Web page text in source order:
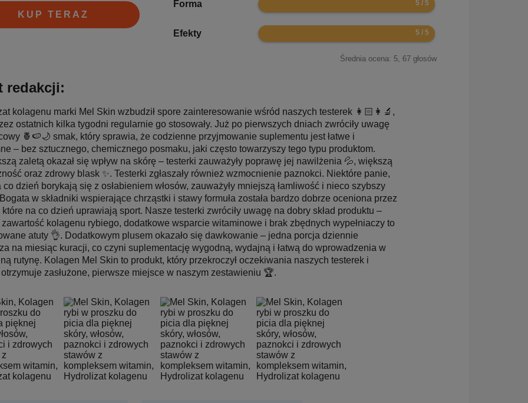
KUP TERAZ
Forma
Efekty 10
Średnia ocena: 5, 67 głosów
redakcji:
kolagenu marki Mel Skin wzbudził spore zainteresowanie wśród naszych testerek 👩🏻‍👩‍🔬,
ostatnich kilka tygodni regularnie go stosowały. Już po pierwszych dniach zwróciły uwagę
🍍🍉🌙 smak, który sprawia, że codzienne przyjmowanie suplementu jest łatwe i
– bez sztucznego, chemicznego posmaku, jaki często towarzyszy tego typu produktom.
zaletą okazał się wpływ na skórę – testerki zauważyły poprawę jej nawilżenia 💦, większą
oraz zdrowy blask ✨. Testerki zgłaszały również wzmocnienie paznokci. Niektóre panie,
co dzień borykają się z osłabieniem włosów, zauważyły mniejszą łamliwość i nieco szybszy
w składniki wspierające chrząstki i stawy formuła została bardzo dobrze oceniona przez
które na co dzień uprawiają sport. Nasze testerki zwróciły uwagę na dobry skład produktu –
kolagenu rybiego, dodatkowe wsparcie witaminowe i brak zbędnych wypełniaczy to
atuty 👌. Dodatkowym plusem okazało się dawkowanie – jedna porcja dziennie
na miesiąc kuracji, co czyni suplementację wygodną, wydajną i łatwą do wprowadzenia w
rutynę. Kolagen Mel Skin to produkt, który przekroczył oczekiwania naszych testerek i
zasłużone, pierwsze miejsce w naszym zestawieniu 🏆.